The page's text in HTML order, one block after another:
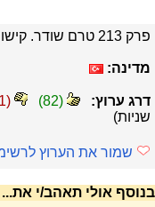
פרק 213 טרם שודר. קישור לצפייה יעלה לאחר השידור
מדינה:
דרג ערוץ: (
82
)
(
שניות)
שמור את הערוץ
בנוסף אולי תאהב/י את...